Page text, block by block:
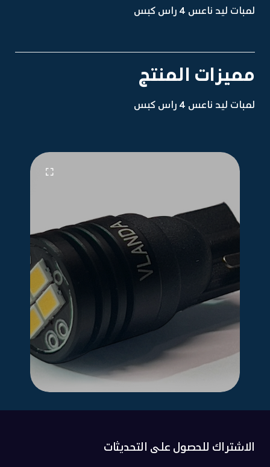
لمبات ليد ناعس 4 راس كبس
مميزات المنتج
لمبات ليد ناعس 4 راس كبس
الاشتراك للحصول على التحديثات